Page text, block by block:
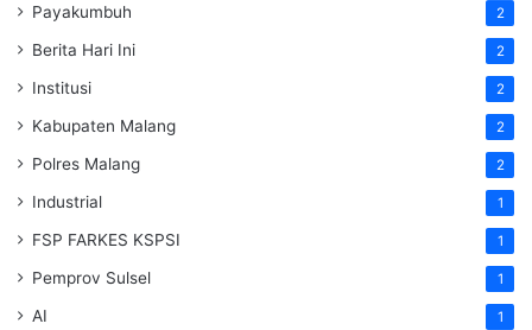
Payakumbuh 2
Berita Hari Ini 2
Institusi 2
Kabupaten Malang 2
Polres Malang 2
Industrial 1
FSP FARKES KSPSI 1
Pemprov Sulsel 1
AI 1